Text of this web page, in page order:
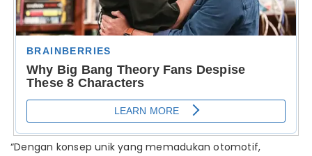
“Dengan konsep unik yang memadukan otomotif,